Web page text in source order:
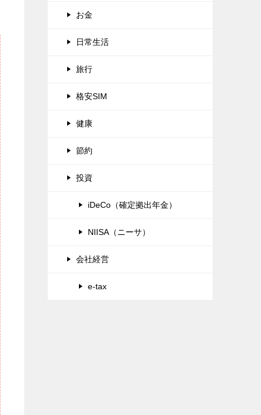
お金
日常生活
旅行
格安SIM
健康
節約
投資
iDeCo（確定拠出年金）
NIISA（ニーサ）
会社経営
e-tax